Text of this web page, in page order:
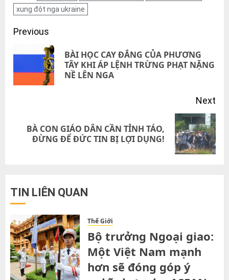
xung đột nga ukraine
Post
navigation
Previous
BÀI HỌC CAY ĐẮNG CỦA PHƯƠNG
TÂY KHI ÁP LỆNH TRỪNG PHẠT NẶNG
NỀ LÊN NGA
Next
Next
post:
BÀ CON GIÁO DÂN CẦN TỈNH TÁO,
ĐỪNG ĐỂ ĐỨC TIN BỊ LỢI DỤNG!
TIN LIÊN QUAN
Thế Giới
Bộ trưởng Ngoại giao:
Một Việt Nam mạnh
hơn sẽ đóng góp ý